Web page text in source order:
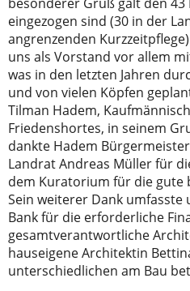
eingezogen sind (30 in der
angrenzenden
uns als Vorstand vor allem
was in den letzten Jahren
und von vielen Köpfen
Tilman Hadem,
Friedenshortes, in seinem
dankte Hadem
Landrat Andreas Müller für
dem Kuratorium für die gute
Sein weiterer Dank umfasste
Bank für die erforderliche
gesamtverantwortliche
hauseigene Architektin
unterschiedlichen am Bau